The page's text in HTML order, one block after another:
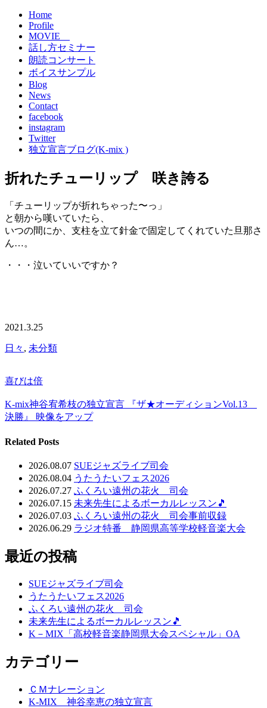
Home
Profile
MOVIE
話し方セミナー
朗読コンサート
ボイスサンプル
Blog
News
Contact
facebook
instagram
Twitter
独立宣言ブログ(K-mix )
折れたチューリップ 咲き誇る
「チューリップが折れちゃった〜っ」
と朝から嘆いていたら、
いつの間にか、支柱を立て針金で固定してくれていた旦那さ
ん…。
・・・泣いていいですか？
2021.3.25
日々 , 未分類
喜びは倍
K-mix神谷宥希枝の独立宣言 『ザ★オーディションVol.13
決勝』 映像をアップ
Related Posts
2026.08.07 SUEジャズライブ司会
2026.08.04 うたうたいフェス2026
2026.07.27 ふくろい遠州の花火 司会
2026.07.15 未来先生によるボーカルレッスン🎵
2026.07.03 ふくろい遠州の花火 司会事前収録
2026.06.29 ラジオ特番 静岡県高等学校軽音楽大会
最近の投稿
SUEジャズライブ司会
うたうたいフェス2026
ふくろい遠州の花火 司会
未来先生によるボーカルレッスン🎵
K－MIX「高校軽音楽静岡県大会スペシャル」OA
カテゴリー
ＣＭナレーション
K-MIX 神谷幸恵の独立宣言